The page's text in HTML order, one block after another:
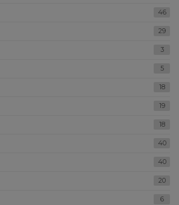
46
29
3
5
18
19
18
40
40
20
6